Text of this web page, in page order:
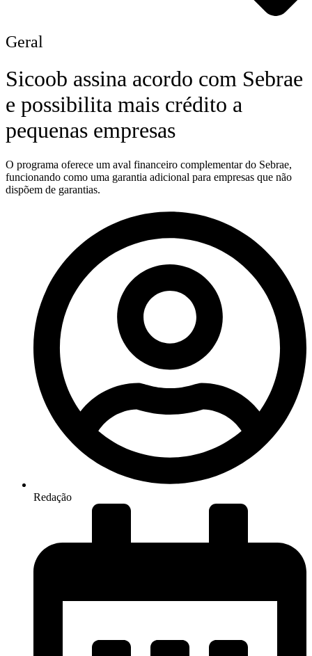
Geral
Sicoob assina acordo com Sebrae
e possibilita mais crédito a
pequenas empresas
O programa oferece um aval financeiro complementar do Sebrae,
funcionando como uma garantia adicional para empresas que não
dispõem de garantias.
Redação